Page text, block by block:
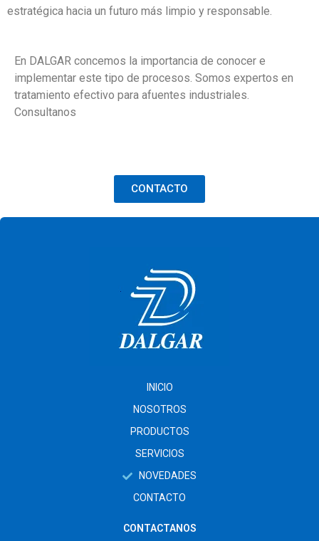
estratégica hacia un futuro más limpio y responsable.
En DALGAR concemos la importancia de conocer e
implementar este tipo de procesos. Somos expertos en
tratamiento efectivo para afuentes industriales.
Consultanos
CONTACTO
INICIO
NOSOTROS
PRODUCTOS
SERVICIOS
NOVEDADES
CONTACTO
CONTACTANOS